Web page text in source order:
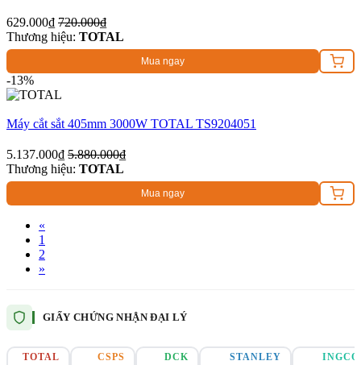
629.000₫ 720.000₫
Thương hiệu: TOTAL
Mua ngay
-13%
Máy cắt sắt 405mm 3000W TOTAL TS9204051
5.137.000₫ 5.880.000₫
Thương hiệu: TOTAL
Mua ngay
«
1
2
»
GIẤY CHỨNG NHẬN ĐẠI LÝ
TOTAL CSPS DCK STANLEY INGCO